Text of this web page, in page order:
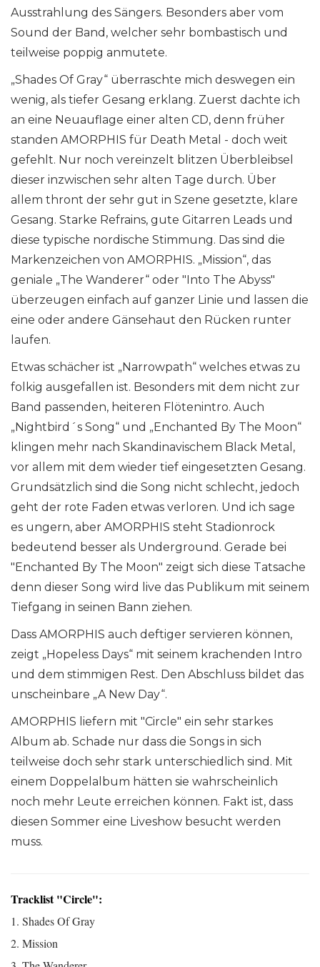
Ausstrahlung des Sängers. Besonders aber vom
Sound der Band, welcher sehr bombastisch und
teilweise poppig anmutete.
„Shades Of Gray“ überraschte mich deswegen ein
wenig, als tiefer Gesang erklang. Zuerst dachte ich
an eine Neuauflage einer alten CD, denn früher
standen AMORPHIS für Death Metal - doch weit
gefehlt. Nur noch vereinzelt blitzen Überbleibsel
dieser inzwischen sehr alten Tage durch. Über
allem thront der sehr gut in Szene gesetzte, klare
Gesang. Starke Refrains, gute Gitarren Leads und
diese typische nordische Stimmung. Das sind die
Markenzeichen von AMORPHIS. „Mission“, das
geniale „The Wanderer“ oder "Into The Abyss"
überzeugen einfach auf ganzer Linie und lassen die
eine oder andere Gänsehaut den Rücken runter
laufen.
Etwas schächer ist „Narrowpath“ welches etwas zu
folkig ausgefallen ist. Besonders mit dem nicht zur
Band passenden, heiteren Flötenintro. Auch
„Nightbird´s Song“ und „Enchanted By The Moon“
klingen mehr nach Skandinavischem Black Metal,
vor allem mit dem wieder tief eingesetzten Gesang.
Grundsätzlich sind die Song nicht schlecht, jedoch
geht der rote Faden etwas verloren. Und ich sage
es ungern, aber AMORPHIS steht Stadionrock
bedeutend besser als Underground. Gerade bei
"Enchanted By The Moon" zeigt sich diese Tatsache
denn dieser Song wird live das Publikum mit seinem
Tiefgang in seinen Bann ziehen.
Dass AMORPHIS auch deftiger servieren können,
zeigt „Hopeless Days“ mit seinem krachenden Intro
und dem stimmigen Rest. Den Abschluss bildet das
unscheinbare „A New Day“.
AMORPHIS liefern mit "Circle" ein sehr starkes
Album ab. Schade nur dass die Songs in sich
teilweise doch sehr stark unterschiedlich sind. Mit
einem Doppelalbum hätten sie wahrscheinlich
noch mehr Leute erreichen können. Fakt ist, dass
diesen Sommer eine Liveshow besucht werden
muss.
Tracklist "Circle":
1. Shades Of Gray
2. Mission